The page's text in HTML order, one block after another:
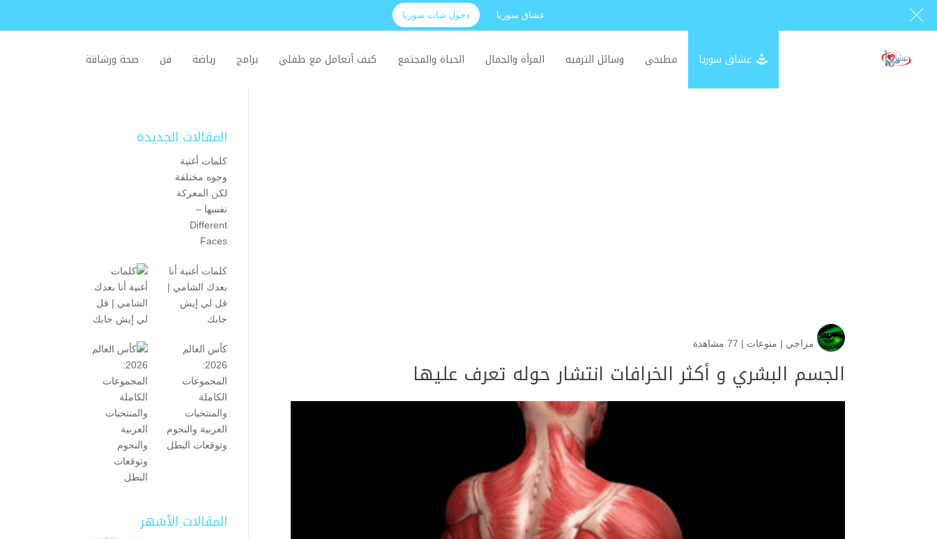
عشاق سوريا دخول شات سوريا
عشاق سوريا مطبخي وسائل الترفيه المرأة والجمال الحياة والمجتمع كيف أتعامل مع طفلي برامج رياضة فن صحة ورشاقة
مزاجي | منوعات | 77 مشاهدة
الجسم البشري و أكثر الخرافات انتشار حوله تعرف عليها
المقالات الجديدة
كلمات أغنية
وجوه مختلفة
لكن المعركة
نفسها –
Different
Faces
كلمات أغنية أنا
بعدك الشامي |
قل لي إيش
جابك
كأس العالم
2026:
المجموعات
الكاملة
والمنتخبات
العربية والنجوم
وتوقعات البطل
المقالات الأشهر